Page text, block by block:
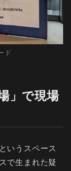
ド
」で現場
いうスペース
で生まれた疑